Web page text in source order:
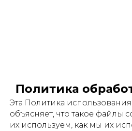
Политика
Эта Политика
объясняет, что такое файлы
их используем, как мы их